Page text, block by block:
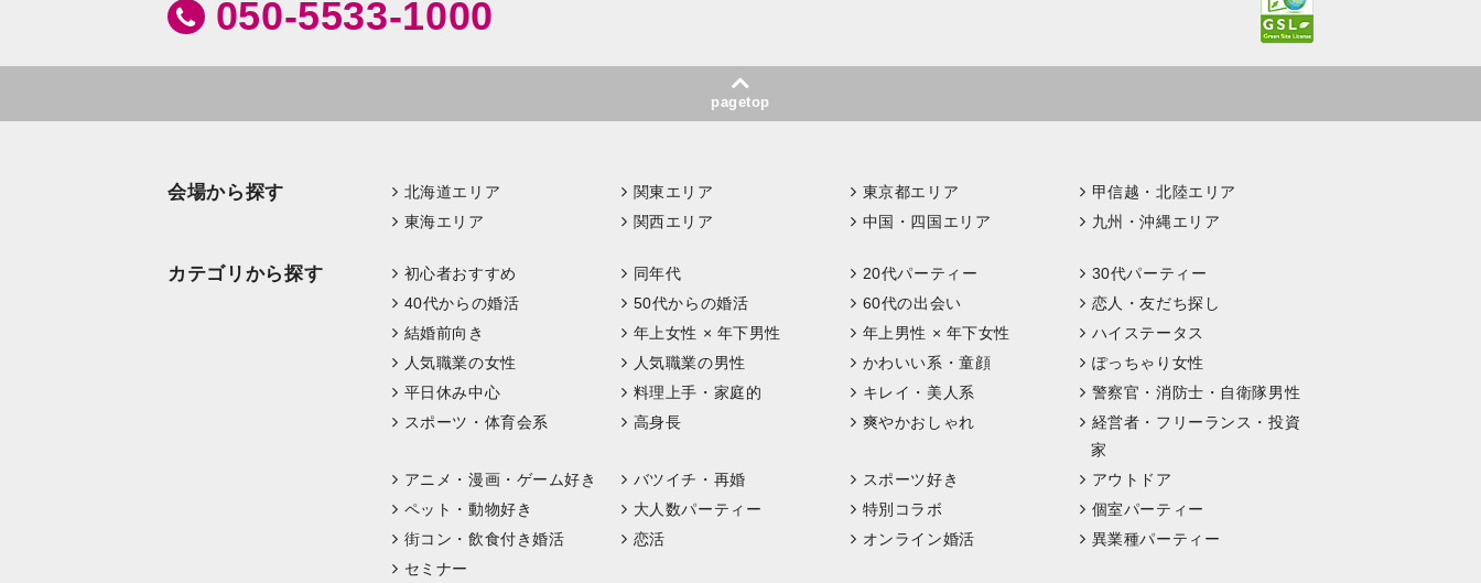
050-5533-1000
pagetop
会場から探す 北海道エリア 関東エリア 東京都エリア
甲信越・北陸エリア
東海エリア
関西エリア 中国・四国エリア 九州・沖縄エリア
カテゴリから探す 初心者おすすめ 同年代 20代パーティー
30代パーティー
40代からの婚活
50代からの婚活 60代の出会い
恋人・友だち探し
結婚前向き
年上女性 × 年下男性 年上男性 × 年下女性
ハイステータス
人気職業の女性
人気職業の男性 かわいい系・童顔
ぽっちゃり女性
平日休み中心
料理上手・家庭的 キレイ・美人系
警察官・消防士・自衛隊男性
スポーツ・体育会系
高身長 爽やかおしゃれ
経営者・フリーランス・投資
家
アニメ・漫画・ゲーム好き
バツイチ・再婚 スポーツ好き
アウトドア
ペット・動物好き
大人数パーティー 特別コラボ
個室パーティー
街コン・飲食付き婚活
恋活 オンライン婚活
異業種パーティー
セミナー